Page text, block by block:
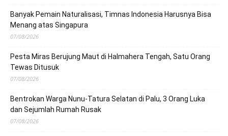
Banyak Pemain Naturalisasi, Timnas Indonesia Harusnya Bisa
Menang atas Singapura
07/08/2026
Pesta Miras Berujung Maut di Halmahera Tengah, Satu Orang
Tewas Ditusuk
07/08/2026
Bentrokan Warga Nunu-Tatura Selatan di Palu, 3 Orang Luka
dan Sejumlah Rumah Rusak
07/08/2026